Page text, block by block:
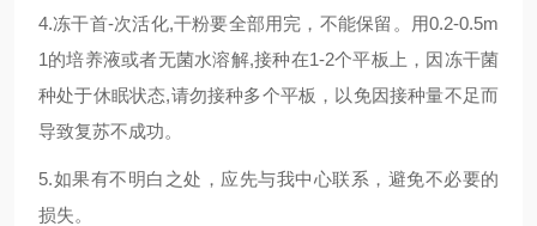
4.冻干首-次活化,干粉要全部用完，不能保留。用0.2-0.5m
1的培养液或者无菌水溶解,接种在1-2个平板上，因冻干菌
种处于休眠状态,请勿接种多个平板，以免因接种量不足而
导致复苏不成功。
5.如果有不明白之处，应先与我中心联系，避免不必要的
损失。